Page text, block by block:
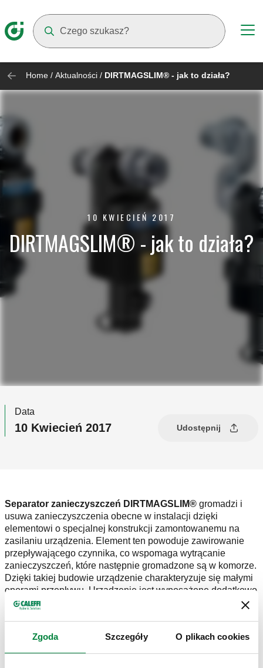
Zgoda Szczegóły O plikach cookies
Home / Aktualności / DIRTMAGSLIM® - jak to działa?
10 KWIECIEŃ 2017
DIRTMAGSLIM® - jak to działa?
Data
10 Kwiecień 2017 Udostępnij
Separator zanieczyszczeń DIRTMAGSLIM® gromadzi i
usuwa zanieczyszczenia obecne w instalacji dzięki
elementowi o specjalnej konstrukcji zamontowanemu na
zasilaniu urządzenia. Element ten powoduje zawirowanie
przepływającego czynnika, co wspomaga wytrącanie
zanieczyszczeń, które następnie gromadzone są w komorze.
Dzięki takiej budowie urządzenie charakteryzuje się małymi
oporami przepływu. Urządzenie jest wyposażone dodatkowo
w pierścień magnetyczny, który pozwala na usuwanie